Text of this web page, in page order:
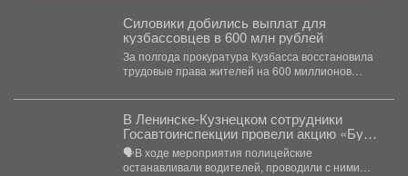
Силовики добились выплат для
кузбассовцев в 600 млн рублей
За полгода прокуратура Кузбасса восстановила
трудовые права жителей на 600 миллионов
В Ленинске-Кузнецком сотрудники
Госавтоинспекции провели акцию «Будь
трезвым в пути»
🗣В ходе мероприятия полицейские
останавливали водителей, проводили с ними